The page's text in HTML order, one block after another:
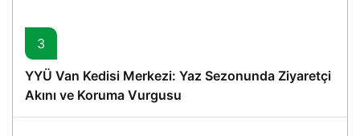
3
YYÜ Van Kedisi Merkezi: Yaz Sezonunda Ziyaretçi
Akını ve Koruma Vurgusu